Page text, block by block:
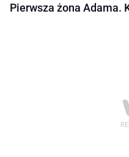
Pierwsza żona Adama.